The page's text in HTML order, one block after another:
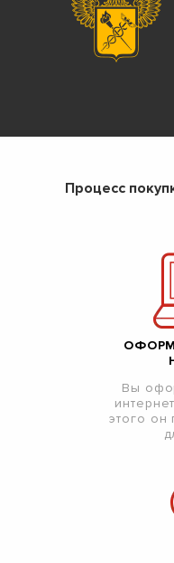
Процесс
Вы
этого он